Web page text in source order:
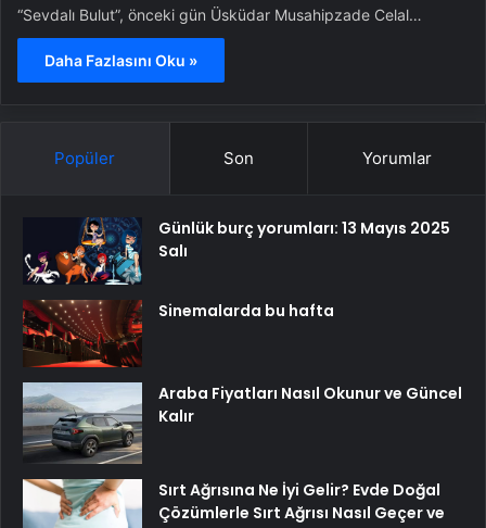
“Sevdalı Bulut”, önceki gün Üsküdar Musahipzade Celal…
Daha Fazlasını Oku »
Popüler Son Yorumlar
Günlük burç yorumları: 13 Mayıs 2025
Salı
Sinemalarda bu hafta
Araba Fiyatları Nasıl Okunur ve Güncel
Kalır
Sırt Ağrısına Ne İyi Gelir? Evde Doğal
Çözümlerle Sırt Ağrısı Nasıl Geçer ve